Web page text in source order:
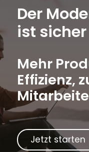
Der
ist sicher
Mehr
Effizienz,
Jetzt starten